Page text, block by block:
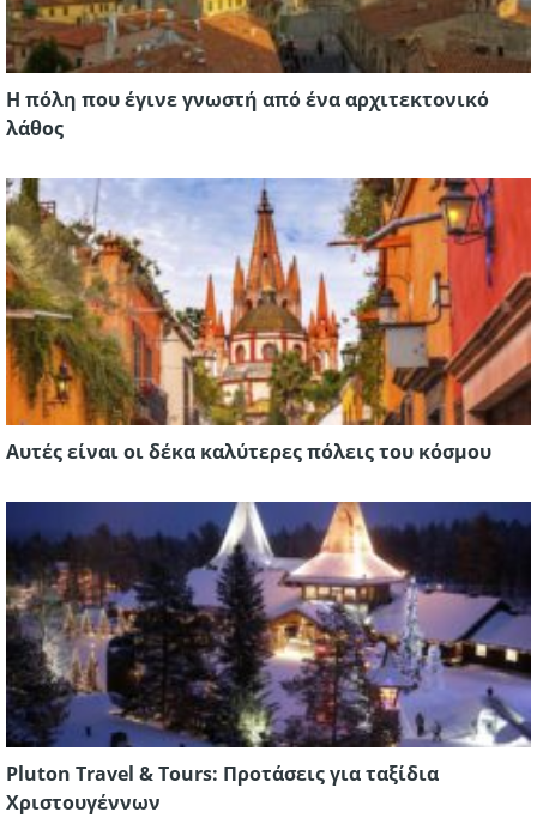
Η πόλη που έγινε γνωστή από ένα αρχιτεκτονικό
λάθος
Αυτές είναι οι δέκα καλύτερες πόλεις του κόσμου
Pluton Travel & Tours: Προτάσεις για ταξίδια
Χριστουγέννων